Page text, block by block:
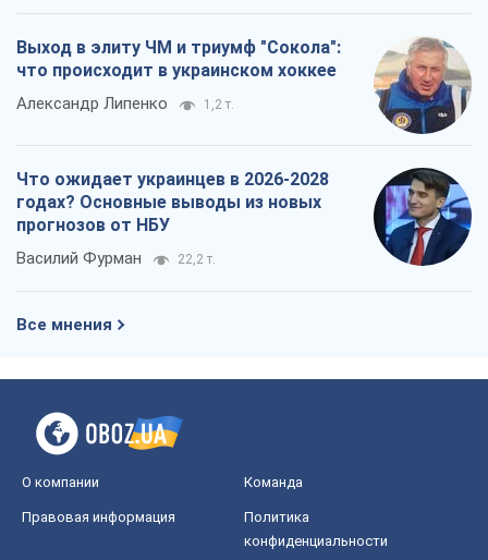
Выход в элиту ЧМ и триумф "Сокола":
что происходит в украинском хоккее
Александр Липенко 1,2 т.
Что ожидает украинцев в 2026-2028
годах? Основные выводы из новых
прогнозов от НБУ
Василий Фурман 22,2 т.
Все мнения
О компании Команда
Правовая информация
Политика
конфиденциальности